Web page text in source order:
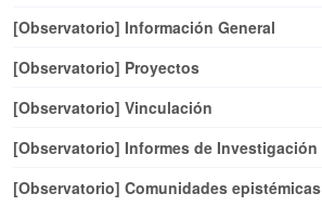
[Observatorio] Información General
[Observatorio] Proyectos
[Observatorio] Vinculación
[Observatorio] Informes de Investigación
[Observatorio] Comunidades epistémicas